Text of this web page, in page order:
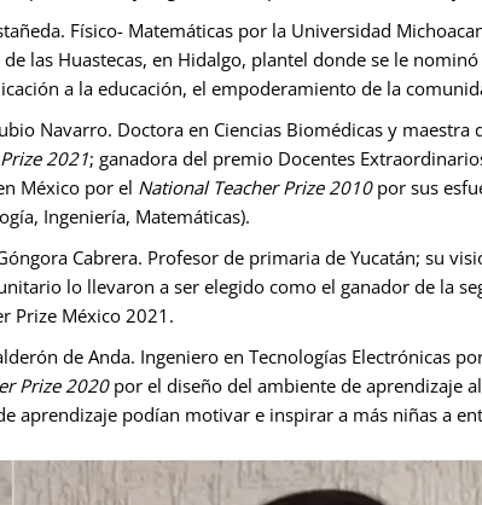
Físico- Matemáticas por la Universidad
de las Huastecas, en Hidalgo, plantel donde se le nominó
a la educación, el empoderamiento de la
Navarro. Doctora en Ciencias Biomédicas y maestra
2021; ganadora del premio Docentes
México por el National Teacher Prize 2010 por sus
Ingeniería, Matemáticas).
Cabrera. Profesor de primaria de Yucatán; su
lo llevaron a ser elegido como el ganador de la
Prize México 2021.
de Anda. Ingeniero en Tecnologías Electrónicas
Prize 2020 por el diseño del ambiente de aprendizaje
aprendizaje podían motivar e inspirar a más niñas a